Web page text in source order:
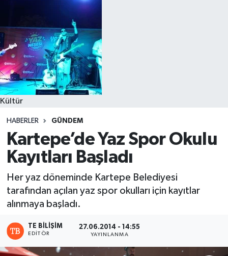
Kültür
HABERLER GÜNDEM
Kartepe’de Yaz Spor Okulu
Kayıtları Başladı
Her yaz döneminde Kartepe Belediyesi
tarafından açılan yaz spor okulları için kayıtlar
alınmaya başladı.
TE BILIŞIM
EDITÖR
27.06.2014 - 14:55
YAYINLANMA